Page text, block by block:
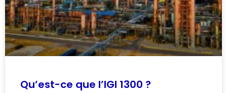
Qu’est-ce que l’IGI 1300 ?